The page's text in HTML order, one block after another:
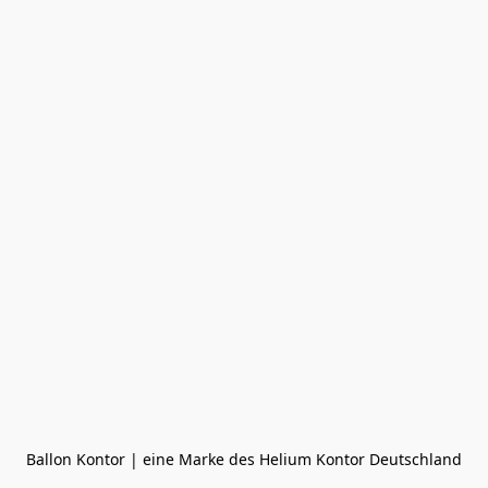
Ballon Kontor | eine Marke des Helium Kontor Deutschland